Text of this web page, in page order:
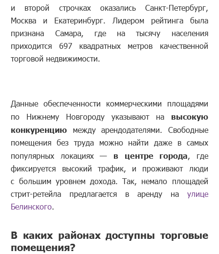
и второй строчках оказались Санкт-Петербург,
Москва и Екатеринбург. Лидером рейтинга была
признана Самара, где на тысячу населения
приходится 697 квадратных метров качественной
торговой недвижимости.
Данные обеспеченности коммерческими площадями
по Нижнему Новгороду указывают на высокую
конкуренцию между арендодателями. Свободные
помещения без труда можно найти даже в самых
популярных локациях — в центре города, где
фиксируется высокий трафик, и проживают люди
с большим уровнем дохода. Так, немало площадей
стрит-ретейла предлагается в аренду на улице
Белинского.
В каких районах доступны торговые
помещения?